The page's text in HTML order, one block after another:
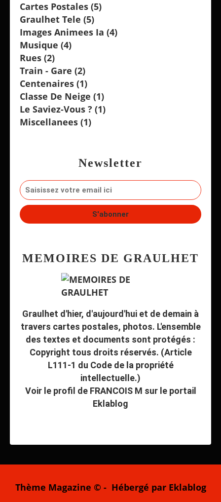
Newsletter
Cartes Postales (5)
Graulhet Tele (5)
Images Animees Ia (4)
Musique (4)
Rues (2)
Train - Gare (2)
Centenaires (1)
Classe De Neige (1)
Le Saviez-Vous ? (1)
Miscellanees (1)
MEMOIRES DE GRAULHET
Graulhet d'hier, d'aujourd'hui et de demain à
travers cartes postales, photos. L'ensemble
des textes et documents sont protégés :
Copyright tous droits réservés. (Article
L111-1 du Code de la propriété
intellectuelle.)
Voir le profil de FRANCOIS M sur le portail
Eklablog
Thème Magazine © - Hébergé par Eklablog